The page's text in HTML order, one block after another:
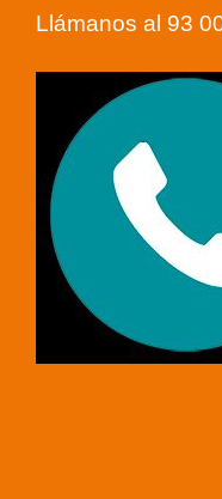
Llámanos al 93